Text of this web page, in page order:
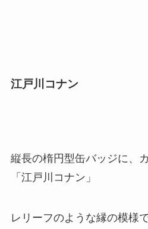
江戸川コナン
縦長の楕円型缶バッジに、
「江戸川コナン」
レリーフのような縁の模様